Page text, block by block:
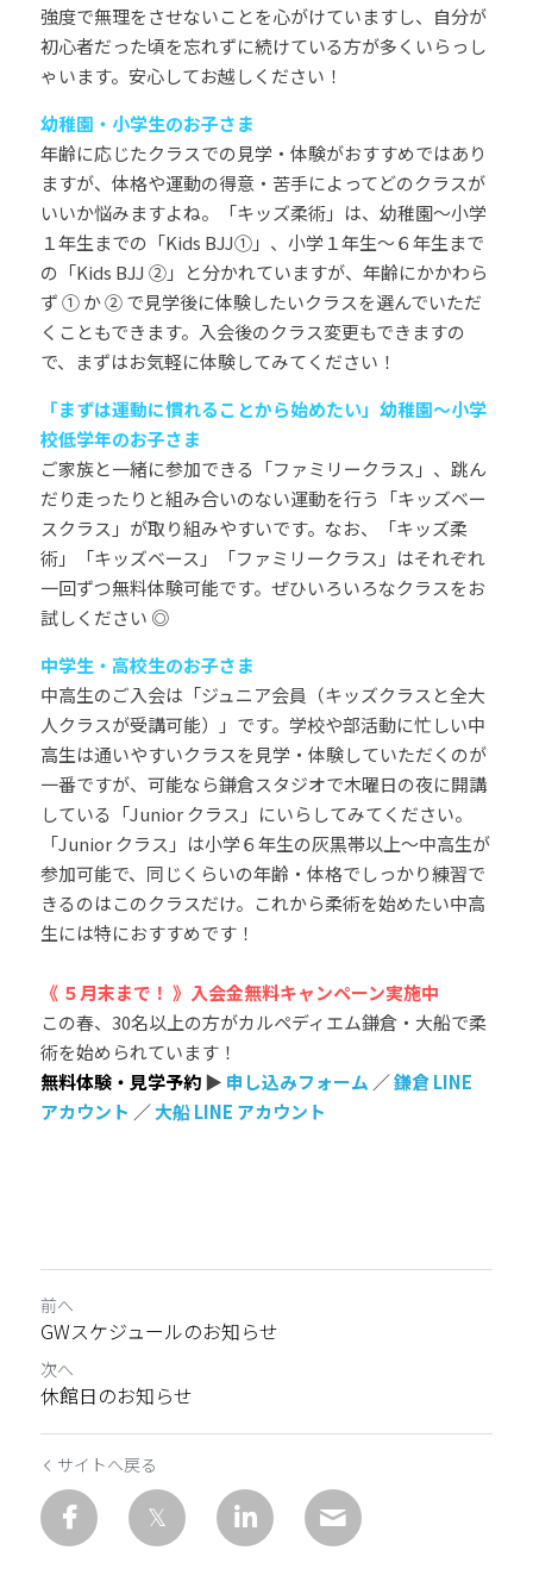
強度で無理をさせないことを心がけていますし、自分が
初心者だった頃を忘れずに続けている方が多くいらっし
ゃいます。安心してお越しください！
幼稚園・小学生のお子さま
年齢に応じたクラスでの見学・体験がおすすめではあり
ますが、体格や運動の得意・苦手によってどのクラスが
いいか悩みますよね。「キッズ柔術」は、幼稚園〜小学
１年生までの「Kids BJJ①」、小学１年生〜６年生まで
の「Kids BJJ ②」と分かれていますが、年齢にかかわら
ず ① か ② で見学後に体験したいクラスを選んでいただ
くこともできます。入会後のクラス変更もできますの
で、まずはお気軽に体験してみてください！
「まずは運動に慣れることから始めたい」幼稚園〜小学
校低学年のお子さま
ご家族と一緒に参加できる「ファミリークラス」、跳ん
だり走ったりと組み合いのない運動を行う「キッズベー
スクラス」が取り組みやすいです。なお、「キッズ柔
術」「キッズベース」「ファミリークラス」はそれぞれ
一回ずつ無料体験可能です。ぜひいろいろなクラスをお
試しください ◎
中学生・高校生のお子さま
中高生のご入会は「ジュニア会員（キッズクラスと全大
人クラスが受講可能）」です。学校や部活動に忙しい中
高生は通いやすいクラスを見学・体験していただくのが
一番ですが、可能なら鎌倉スタジオで木曜日の夜に開講
している「Junior クラス」にいらしてみてください。
「Junior クラス」は小学６年生の灰黒帯以上〜中高生が
参加可能で、同じくらいの年齢・体格でしっかり練習で
きるのはこのクラスだけ。これから柔術を始めたい中高
生には特におすすめです！
《 ５月末まで！ 》入会金無料キャンペーン実施中
この春、30名以上の方がカルペディエム鎌倉・大船で柔
術を始められています！
無料体験・見学予約 ▶ 申し込みフォーム ／ 鎌倉 LINE
アカウント ／ 大船 LINE アカウント
前へ
GWスケジュールのお知らせ
次へ
休館日のお知らせ
サイトへ戻る